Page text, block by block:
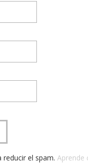
reducir el spam. Aprende